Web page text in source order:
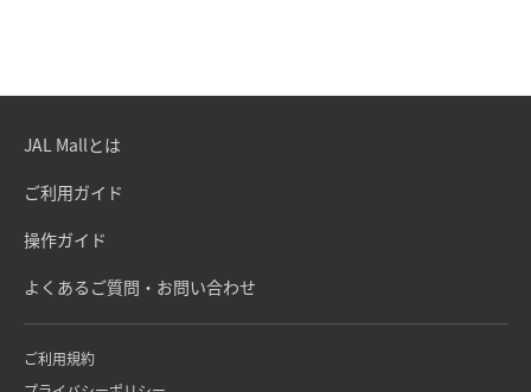
JAL Mallとは
ご利用ガイド
操作ガイド
よくあるご質問・お問い合わせ
ご利用規約